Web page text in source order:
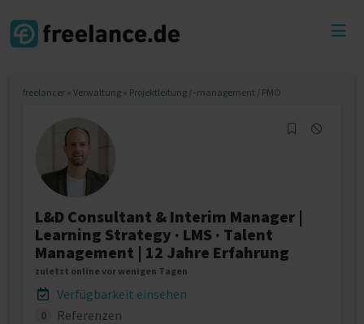
freelancer » Verwaltung » Projektleitung / -management / PMO
L&D Consultant & Interim Manager |
Learning Strategy · LMS · Talent
Management | 12 Jahre Erfahrung
zuletzt online vor wenigen Tagen
Verfügbarkeit einsehen
0 Referenzen